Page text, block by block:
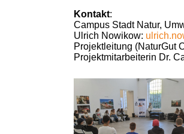
Kontakt:
Campus Stadt Natur,
Ulrich Nowikow:
Projektleitung (NaturGut
Projektmitarbeiterin Dr.